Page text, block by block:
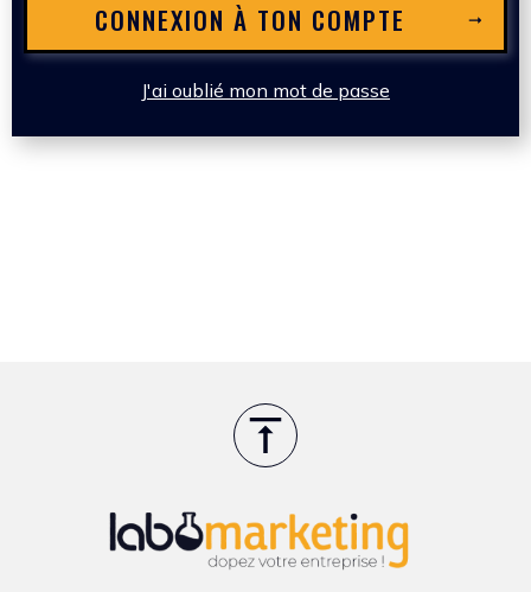
CONNEXION À TON COMPTE
J'ai oublié mon mot de passe